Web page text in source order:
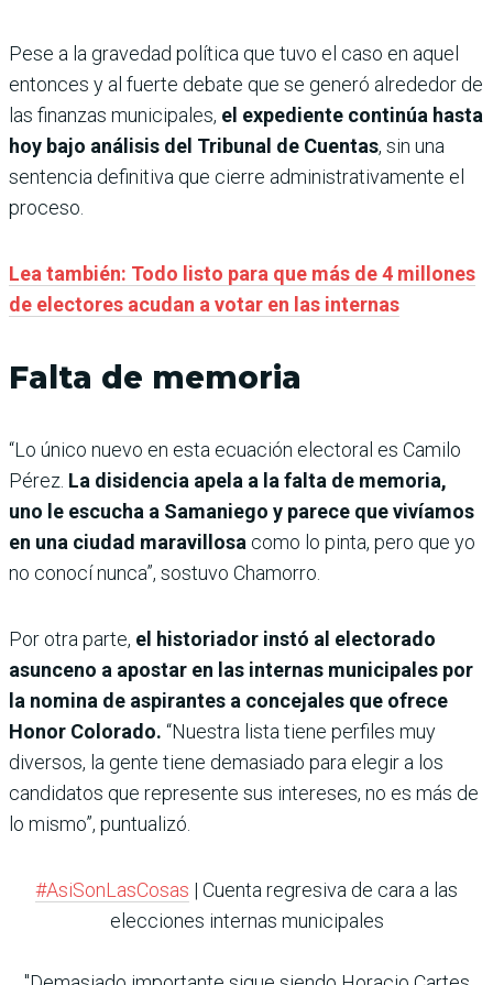
Pese a la gravedad política que tuvo el caso en aquel
entonces y al fuerte debate que se generó alrededor de
las finanzas municipales, el expediente continúa hasta
hoy bajo análisis del Tribunal de Cuentas, sin una
sentencia definitiva que cierre admi­nistrativamente el
proceso.
Lea también: Todo listo para que más de 4 millones
de electores acudan a votar en las internas
Falta de memoria
“Lo único nuevo en esta ecuación electoral es Camilo
Pérez. La disidencia apela a la falta de memoria,
uno le escucha a Samaniego y parece que vivíamos
en una ciudad maravillosa como lo pinta, pero que yo
no conocí nunca”, sostuvo Chamorro.
Por otra parte, el historiador instó al electorado
asunceno a apostar en las internas municipales por
la nomina de aspirantes a concejales que ofrece
Honor Colorado. “Nuestra lista tiene perfiles muy
diversos, la gente tiene demasiado para elegir a los
candidatos que represente sus intereses, no es más de
lo mismo”, puntualizó.
#AsiSonLasCosas | Cuenta regresiva de cara a las
elecciones internas municipales